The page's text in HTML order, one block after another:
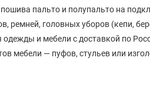
пальто и полупальто на
ремней, головных уборов (кепи,
одежды и мебели с доставкой по
мебели — пуфов, стульев или